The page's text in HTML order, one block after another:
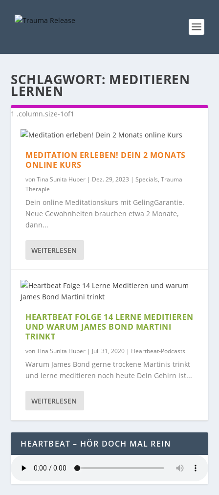
SCHLAGWORT: MEDITIEREN
LERNEN
MEDITATION ERLEBEN! DEIN 2 MONATS
ONLINE KURS
vonTina Sunita Huber | Dez. 29, 2023 |Specials,Trauma
Therapie
Dein online Meditationskurs mit GelingGarantie.
Neue Gewohnheiten brauchen etwa 2 Monate,
dann...
WEITERLESEN
HEARTBEAT FOLGE 14 LERNE MEDITIEREN
UND WARUM JAMES BOND MARTINI
TRINKT
vonTina Sunita Huber | Juli 31, 2020 | Heartbeat-Podcasts
Warum James Bond gerne trockene Martinis trinkt
und lerne meditieren noch heute Dein Gehirn ist...
WEITERLESEN
HEARTBEAT – HÖR DOCH MAL REIN